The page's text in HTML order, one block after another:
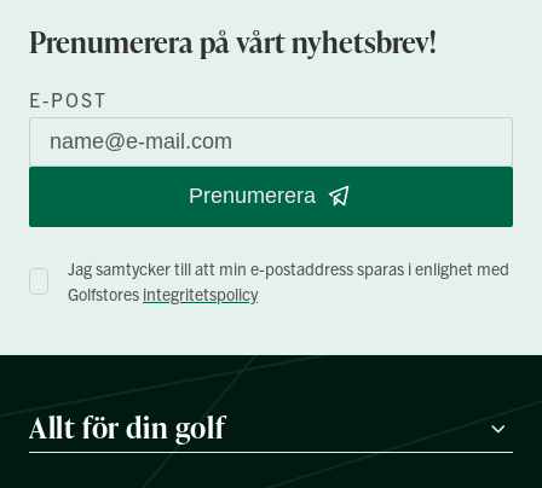
Prenumerera på vårt nyhetsbrev!
E-POST
Prenumerera
Jag samtycker till att min e-postaddress sparas i enlighet med
Golfstores integritetspolicy
Allt för din golf